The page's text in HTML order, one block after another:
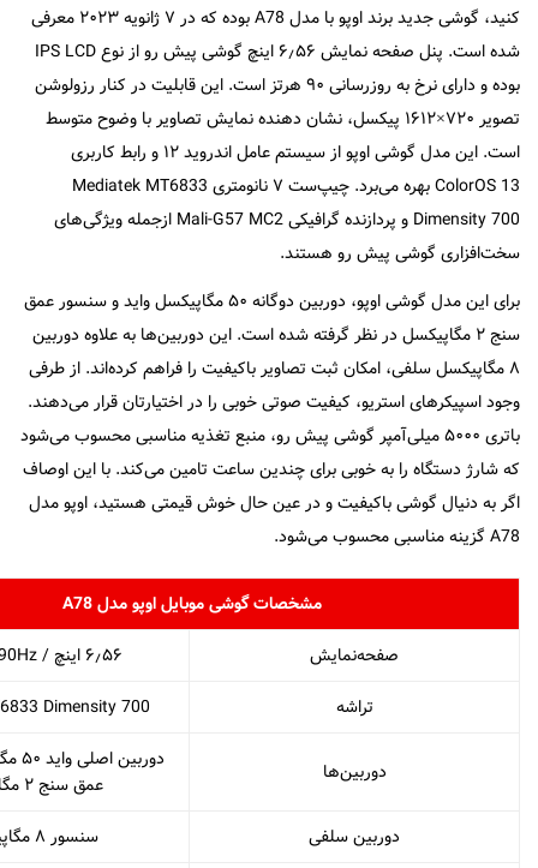
کنید، گوشی جدید برند اوپو با مدل A78 بوده که در ۷ ژانویه ۲۰۲۳ معرفی
شده است. پنل صفحه نمایش ۶٫۵۶ اینچ گوشی پیش رو از نوع IPS LCD
بوده و دارای نرخ به روزرسانی ۹۰ هرتز است. این قابلیت در کنار رزولوشن
تصویر ۷۲۰×۱۶۱۲ پیکسل، نشان دهنده نمایش تصاویر با وضوح متوسط
است. این مدل گوشی اوپو از سیستم عامل اندروید ۱۲ و رابط کاربری
ColorOS 13 بهره می‌برد. چیپ‌ست ۷ نانومتری Mediatek MT6833
Dimensity 700 و پردازنده گرافیکی Mali-G57 MC2 ازجمله ویژگی‌های
سخت‌افزاری گوشی پیش رو هستند.
برای این مدل گوشی اوپو، دوربین دوگانه ۵۰ مگاپیکسل واید و سنسور عمق
سنج ۲ مگاپیکسل در نظر گرفته شده است. این دوربین‌ها به علاوه دوربین
۸ مگاپیکسل سلفی، امکان ثبت تصاویر باکیفیت را فراهم کرده‌اند. از طرفی
وجود اسپیکرهای استریو، کیفیت صوتی خوبی را در اختیارتان قرار می‌دهند.
باتری ۵۰۰۰ میلی‌آمپر گوشی پیش رو، منبع تغذیه مناسبی محسوب می‌شود
که شارژ دستگاه را به خوبی برای چندین ساعت تامین می‌کند. با این اوصاف
اگر به دنیال گوشی باکیفیت و در عین حال خوش قیمتی هستید، اوپو مدل
A78 گزینه مناسبی محسوب می‌شود.
مشخصات گوشی موبایل اوپو مدل A78
صفحه‌نمایش
۶٫۵۶ اینچ / IPS LCD 90Hz
تراشه
Dimensity 700
دوربین‌ها
عمق سنج ۲ مگاپیکسل
دوربین سلفی
سنسور ۸ مگاپیکسلی